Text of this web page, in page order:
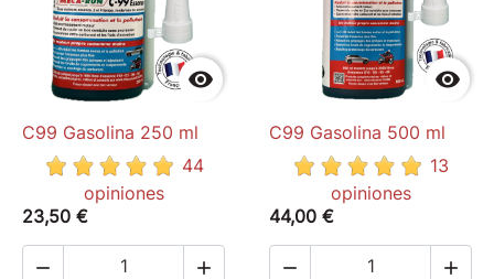

C99 Gasolina 250 ml
44
opiniones
23,50 €
 

C99 Gasolina 500 ml
13
opiniones
44,00 €
 